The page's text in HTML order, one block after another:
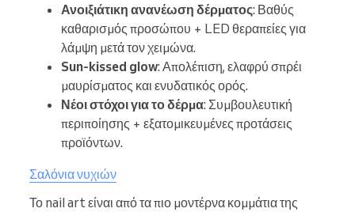
Ανοιξιάτικη ανανέωση δέρματος: Βαθύς
καθαρισμός προσώπου + LED θεραπείες για
λάμψη μετά τον χειμώνα.
Sun-kissed glow: Απολέπιση, ελαφρύ σπρέι
μαυρίσματος και ενυδατικός ορός.
Νέοι στόχοι για το δέρμα: Συμβουλευτική
περιποίησης + εξατομικευμένες προτάσεις
προϊόντων.
Σαλόνια νυχιών
Το nail art είναι από τα πιο μοντέρνα κομμάτια της